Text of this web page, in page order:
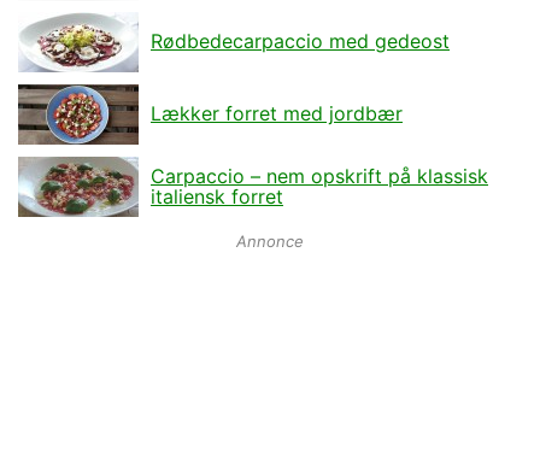
Rødbedecarpaccio med gedeost
Lækker forret med jordbær
Carpaccio – nem opskrift på klassisk
italiensk forret
Annonce